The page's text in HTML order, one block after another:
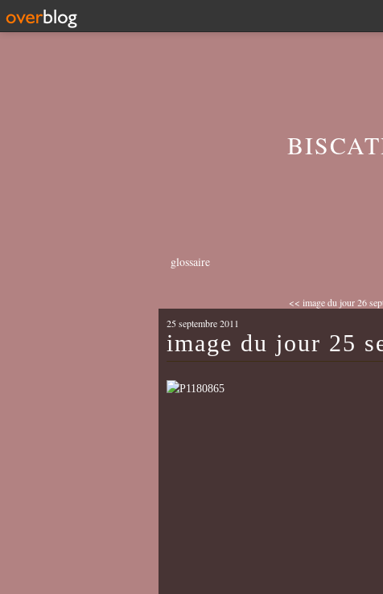
glossaire
<< image du jour 26
25 septembre 2011
image du jour 25